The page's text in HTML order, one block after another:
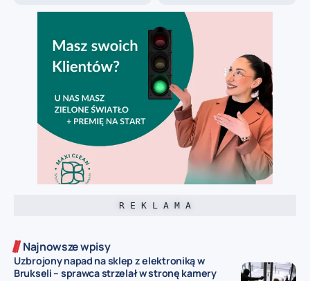
R E K L A M A
Najnowsze wpisy
Uzbrojony napad na sklep z elektroniką w
Brukseli – sprawca strzelał w stronę kamery